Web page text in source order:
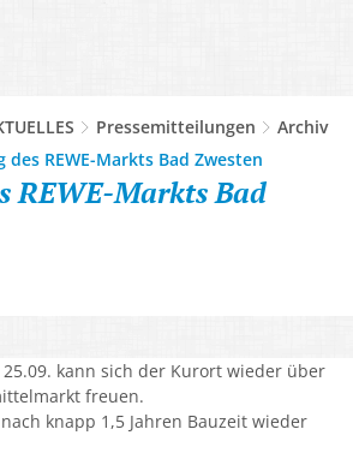
Imagefilm
Informationsbroschüre Neubürger
Ortsteile & Ortsplan
Freizeit und Aktiv
Gesundheit und Kur
Unterkunft buchen
Ansprechpersonen
Dienstleistungen A-Z
Politik
Satzungen
AWO-Altenzentrum
Bauplätze, Bodenrichtwerte,
Gemeindliche Einrichtungen
Lokale Helden - Gewerbe-Netzwerk
Gewerbegebiet, Gewerbeverzeichnis
AKTUELLES
Amtliche Bekanntmachungen
Stellenausschreibungen
Veranstaltungskalender
Pressemitteilungen
Archiv
des REWE-Markts Bad Zwesten
REWE-Markts Bad
kann sich der Kurort wieder über
freuen.
knapp 1,5 Jahren Bauzeit wieder